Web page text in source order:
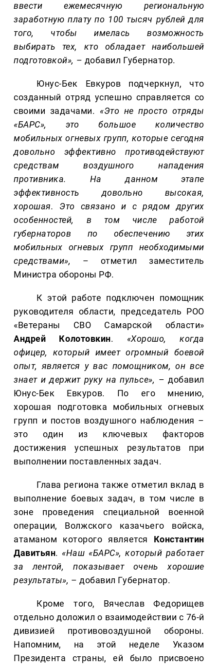
ввести ежемесячную региональную
заработную плату по 100 тысяч рублей для
того, чтобы имелась возможность
выбирать тех, кто обладает наибольшей
подготовкой», – добавил Губернатор.
Юнус-Бек Евкуров подчеркнул, что
созданный отряд успешно справляется со
своими задачами. «Это не просто отряды
«БАРС», это большое количество
мобильных огневых групп, которые сегодня
довольно эффективно противодействуют
средствам воздушного нападения
противника. На данном этапе
эффективность довольно высокая,
хорошая. Это связано и с рядом других
особенностей, в том числе работой
губернаторов по обеспечению этих
мобильных огневых групп необходимыми
средствами»,
– отметил заместитель
Министра обороны РФ.
К этой работе подключен помощник
руководителя области, председатель РОО
«Ветераны СВО Самарской области»
Андрей Колотовкин. «Хорошо, когда
офицер, который имеет огромный боевой
опыт, является у вас помощником, он все
знает и держит руку на пульсе», – добавил
Юнус-Бек Евкуров. По его мнению,
хорошая подготовка мобильных огневых
групп и постов воздушного наблюдения –
это один из ключевых факторов
достижения успешных результатов при
выполнении поставленных задач.
Глава региона также отметил вклад в
выполнение боевых задач, в том числе в
зоне проведения специальной военной
операции, Волжского казачьего войска,
атаманом которого является Константин
Давитьян.«Наш «БАРС», который работает
за лентой, показывает очень хорошие
результаты», – добавил Губернатор.
Кроме того, Вячеслав Федорищев
отдельно доложил о взаимодействии с 76-й
дивизией противовоздушной обороны.
Напомним, на этой неделе Указом
Президента страны, ей было присвоено